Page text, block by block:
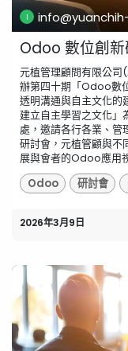
Odoo 數位創
元植管理顧問有限公
辦第四十期「Odoo數
透明溝通與自主文化的
建立自主學習之文化
處，邀請各行各業、管
研討會，元植管顧與不
展與會者的Odoo應用
Odoo
研討會
2026年3月9日